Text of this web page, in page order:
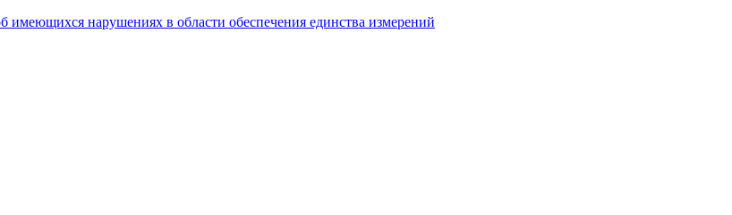
нарушениях в области обеспечения единства измерений